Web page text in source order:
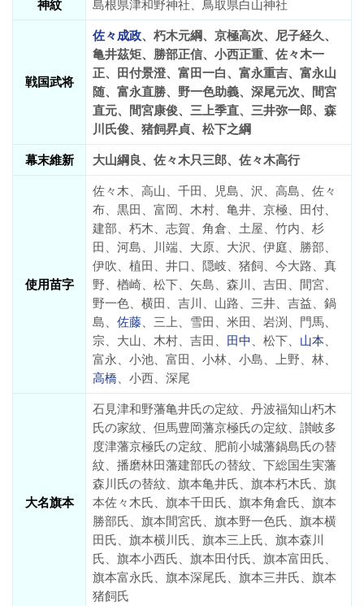
神紋
島根県津和野神社、鳥取県白山神社
戦国武将
佐々成政、朽木元綱、京極高次、尼子経久、
亀井茲矩、勝部正信、小西正重、佐々木一
正、田付景澄、富田一白、富永重吉、富永山
随、富永直勝、野一色助義、深尾元次、間宮
直元、間宮康俊、三上季直、三井弥一郎、森
川氏俊、猪飼昇貞、松下之綱
幕末維新
大山綱良、佐々木只三郎、佐々木高行
使用苗字
佐々木、高山、千田、児島、沢、高島、佐々
布、黒田、富岡、木村、亀井、京極、田付、
建部、朽木、志賀、角倉、土屋、竹内、杉
田、河島、川端、大原、大沢、伊庭、勝部、
伊吹、植田、井口、隠岐、猪飼、今大路、真
野、楢崎、松下、矢島、森川、吉田、間宮、
野一色、横田、吉川、山路、三井、吉益、鍋
島、 佐藤、三上、雪田、米田、岩渕、門馬、
宗、大山、木村、吉田、 田中、松下、 山本、
富永、小池、富田、小林、小島、上野、林、
高橋、小西、深尾
大名旗本
石見津和野藩亀井氏の定紋、丹波福知山朽木
氏の家紋、但馬豊岡藩京極氏の定紋、讃岐多
度津藩京極氏の定紋、肥前小城藩鍋島氏の替
紋、播磨林田藩建部氏の替紋、下総国生実藩
森川氏の替紋、旗本亀井氏、旗本朽木氏、旗
本佐々木氏、旗本千田氏、旗本角倉氏、旗本
勝部氏、旗本間宮氏、旗本野一色氏、旗本横
田氏、旗本横川氏、旗本三上氏、旗本森川
氏、旗本小西氏、旗本田付氏、旗本富田氏、
旗本富永氏、旗本深尾氏、旗本三井氏、旗本
猪飼氏